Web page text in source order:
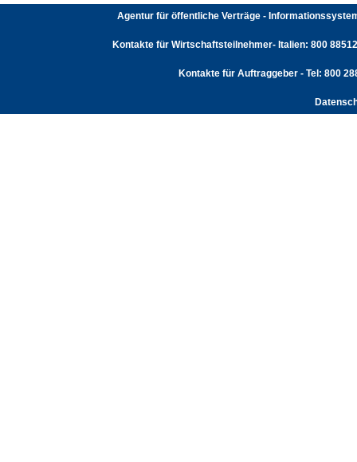
Agentur für öffentliche Verträge -
Kontakte für Wirtschaftsteilnehmer- Italien: 800
Kontakte für Auftraggeber - Tel: 800